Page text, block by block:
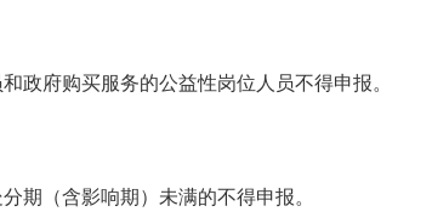
政府购买服务的公益性岗位人员不得申报。
期（含影响期）未满的不得申报。